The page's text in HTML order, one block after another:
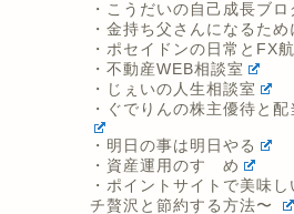
・こうだいの自己成長ブロ
・金持ち父さんになるた
・ポセイドンの日常とFX
・不動産WEB相談室
・じぇいの人生相談室
・ぐでりんの株主優待と
・明日の事は明日やる
・資産運用のすゝめ
・ポイントサイトで美味
チ贅沢と節約する方法〜